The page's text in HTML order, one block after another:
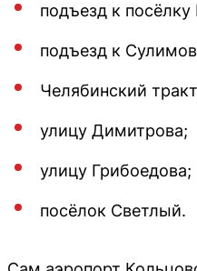
подъезд к посёлку
подъезд к
Челябинский
улицу Димитрова;
улицу Грибоедова;
посёлок Светлый.